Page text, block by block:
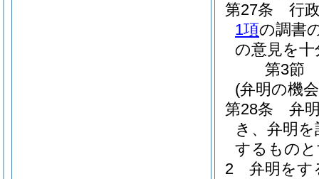
第27条
行
1項の調書
の意見を
第3節
(弁明の機
第28条
弁
き、弁明
するもの
2
弁明をす